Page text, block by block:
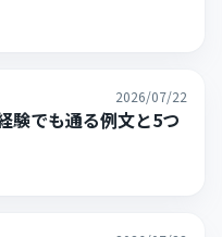
2026/07/22
験でも通る例文と5つ